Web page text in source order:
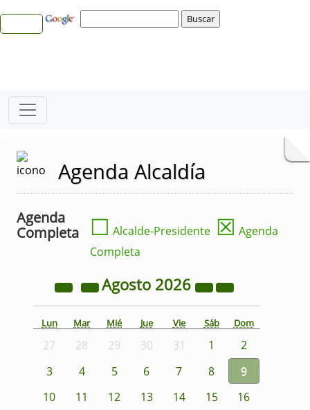
Agenda Alcaldía
Agenda
Completa
☐ Alcalde-Presidente ☒ Agenda
Completa
Agosto 2026
Lun Mar Mié Jue Vie Sáb Dom
27 28 29 30 31 1
2
3
4 5 6 7 8
9
10
11 12 13 14 15
16